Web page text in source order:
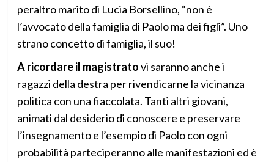
peraltro marito di Lucia Borsellino, “non è
l’avvocato della famiglia di Paolo ma dei figli”. Uno
strano concetto di famiglia, il suo!
A ricordare il magistratovi saranno anche i
ragazzi della destra per rivendicarne la vicinanza
politica con una fiaccolata. Tanti altri giovani,
animati dal desiderio di conoscere e preservare
l’insegnamento e l’esempio di Paolo con ogni
probabilità parteciperanno alle manifestazioni ed è